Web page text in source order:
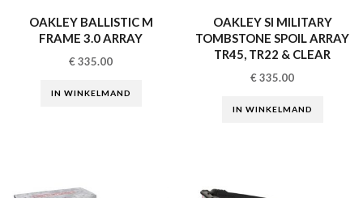
OAKLEY BALLISTIC M
FRAME 3.0 ARRAY
€335.00
IN WINKELMAND
OAKLEY SI MILITARY
TOMBSTONE SPOIL ARRAY
TR45, TR22 & CLEAR
€335.00
IN WINKELMAND